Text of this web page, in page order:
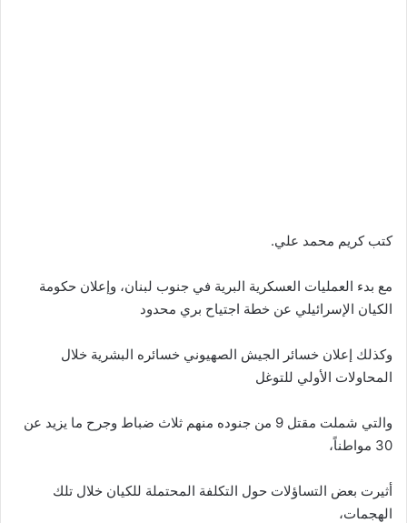
كتب كريم محمد علي.
مع بدء العمليات العسكرية البرية في جنوب لبنان، وإعلان حكومة
الكيان الإسرائيلي عن خطة اجتياح بري محدود
وكذلك إعلان خسائر الجيش الصهيوني خسائره البشرية خلال
المحاولات الأولي للتوغل
والتي شملت مقتل 9 من جنوده منهم ثلاث ضباط وجرح ما يزيد عن
30 مواطناً،
أثيرت بعض التساؤلات حول التكلفة المحتملة للكيان خلال تلك
الهجمات،